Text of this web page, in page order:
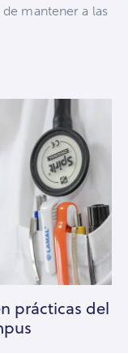
mantener a las
prácticas del